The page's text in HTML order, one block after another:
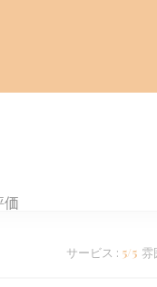
価
サービス : 5/5 雰